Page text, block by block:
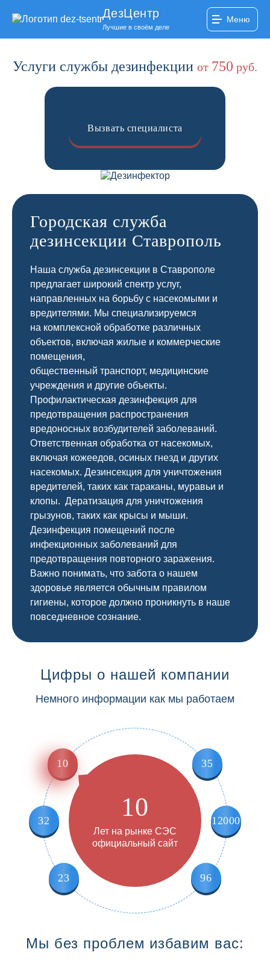
ДезЦентр
Лучшие в своём деле
Меню
Услуги службы дезинфекции от 750 руб.
Вызвать специалиста
Городская служба
дезинсекции Ставрополь
Наша служба дезинсекции в Ставрополе
предлагает широкий спектр услуг,
направленных на борьбу с насекомыми и
вредителями. Мы специализируемся
на комплексной обработке различных
объектов, включая жилые и коммерческие
помещения,
общественный транспорт, медицинские
учреждения и другие объекты.
Профилактическая дезинфекция для
предотвращения распространения
вредоносных возбудителей заболеваний.
Ответственная обработка от насекомых,
включая кожеедов, осиных гнезд и других
насекомых. Дезинсекция для уничтожения
вредителей, таких как тараканы, муравьи и
клопы. Дератизация для уничтожения
грызунов, таких как крысы и мыши.
Дезинфекция помещений после
инфекционных заболеваний для
предотвращения повторного заражения.
Важно понимать, что забота о нашем
здоровье является обычным правилом
гигиены, которое должно проникнуть в наше
повседневное сознание.
Цифры о нашей компании
Немного информации как мы работаем
10 35
12000
96
23
32 10
Лет на рынке СЭС
официальный сайт
Мы без проблем избавим вас: